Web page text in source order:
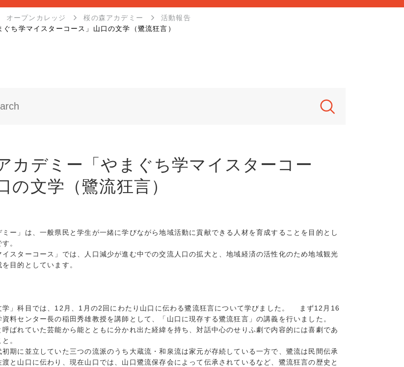
オープンカレッジ 桜の森アカデミー
活動報告
ち学マイスターコース」山口の文学（鷺流狂言）
カデミー「やまぐち学マイスターコー
の文学（鷺流狂言）
ー」は、一般県民と学生が一緒に学びながら地域活動に貢献できる人材を育成することを目的とし
。
スターコース」では、人口減少が進む中での交流人口の拡大と、地域経済の活性化のため地域観光
目的としています。
」科目では、12月、1月の2回にわたり山口に伝わる鷺流狂言について学びました。 まず12月16
資料センター長の稲田秀雄教授を講師として、「山口に現存する鷺流狂言」の講義を行いました。
ばれていた芸能から能とともに分かれ出た経緯を持ち、対話中心のせりふ劇で内容的には喜劇であ
。
期に並立していた三つの流派のうち大蔵流・和泉流は家元が存続している一方で、鷺流は民間伝承
渡と山口に伝わり、現在山口では、山口鷺流保存会によって伝承されているなど、鷺流狂言の歴史と